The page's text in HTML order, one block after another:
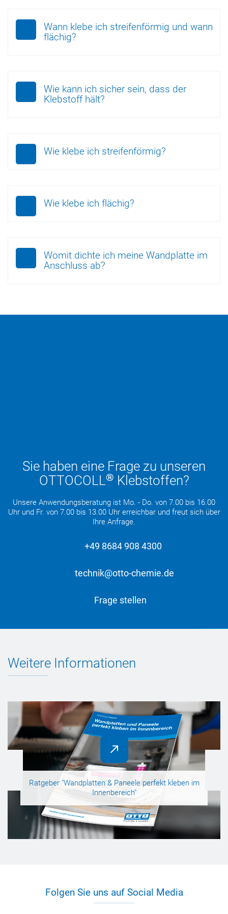
Wann klebe ich streifenförmig und wann
flächig?
Wie kann ich sicher sein, dass der
Klebstoff hält?
Wie klebe ich streifenförmig?
Wie klebe ich flächig?
Womit dichte ich meine Wandplatte im
Anschluss ab?
Sie haben eine Frage zu unseren
OTTOCOLL® Klebstoffen?
Unsere Anwendungsberatung ist Mo. - Do. von 7.00 bis 16.00
Uhr und Fr. von 7.00 bis 13.00 Uhr erreichbar und freut sich über
Ihre Anfrage.
+49 8684 908 4300
technik@otto-chemie.de
Frage stellen
Weitere Informationen
Ratgeber "Wandplatten & Paneele perfekt kleben im
Innenbereich"
Folgen Sie uns auf Social Media